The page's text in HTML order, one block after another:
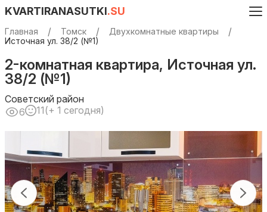
KVARTIRANASUTKI.SU
Главная Томск
Двухкомнатные квартиры
Источная ул. 38/2 (№1)
2-комнатная квартира, Источная ул.
38/2 (№1)
Советский район
6
11(+ 1 сегодня)